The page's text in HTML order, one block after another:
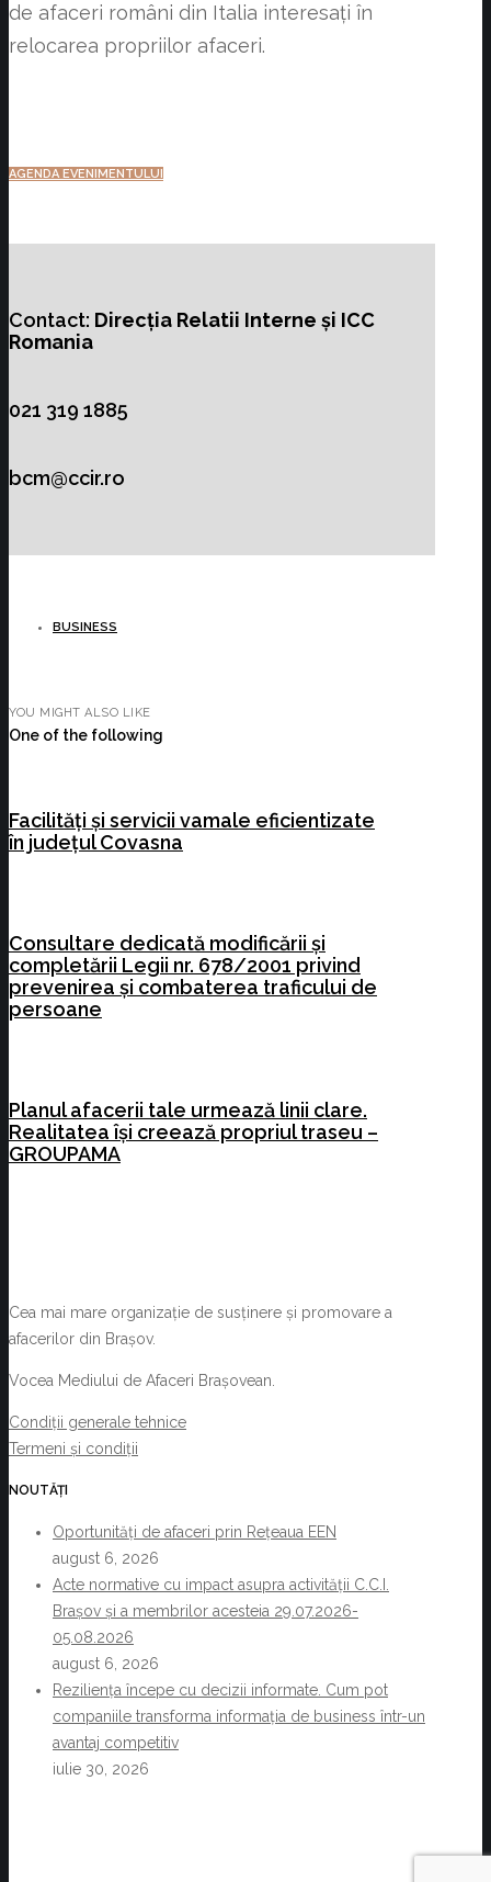
de afaceri români din Italia interesați în
relocarea propriilor afaceri.
AGENDA EVENIMENTULUI
Contact: Direcția Relatii Interne și ICC
Romania
021 319 1885
bcm@ccir.ro
BUSINESS
YOU MIGHT ALSO LIKE
One of the following
Facilități și servicii vamale eficientizate
în județul Covasna
Consultare dedicată modificării și
completării Legii nr. 678/2001 privind
prevenirea și combaterea traficului de
persoane
Planul afacerii tale urmează linii clare.
Realitatea își creează propriul traseu –
GROUPAMA
Cea mai mare organizație de susținere și promovare a
afacerilor din Brașov.
Vocea Mediului de Afaceri Brașovean.
Condiții generale tehnice
Termeni și condiții
NOUTĂȚI
Oportunități de afaceri prin Rețeaua EEN
august 6, 2026
Acte normative cu impact asupra activității C.C.I.
Brașov și a membrilor acesteia 29.07.2026-
05.08.2026
august 6, 2026
Reziliența începe cu decizii informate. Cum pot
companiile transforma informația de business într-un
avantaj competitiv
iulie 30, 2026